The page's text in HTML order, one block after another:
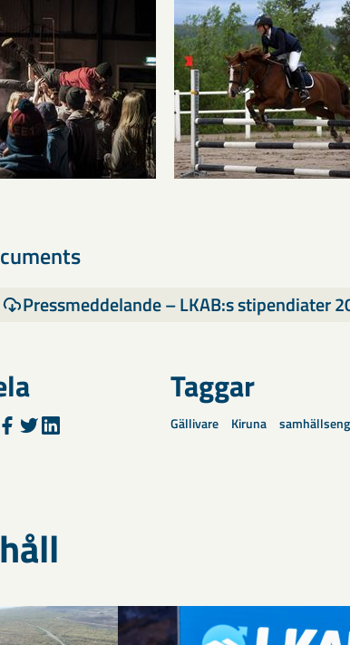
Pressmeddelande – LKAB:s stipendiater
Taggar
Gällivare Kiruna